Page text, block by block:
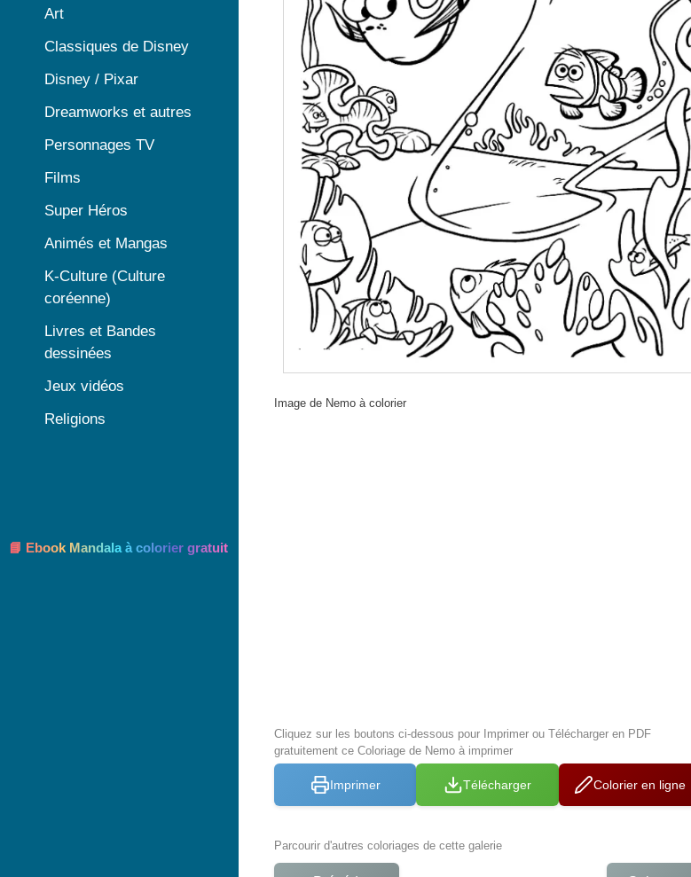
Image de Nemo à colorier
Cliquez sur les boutons ci-dessous pour Imprimer ou Télécharger en PDF
gratuitement ce Coloriage de Nemo à imprimer
Imprimer Télécharger Colorier en ligne
Parcourir d'autres coloriages de cette galerie
Art
Classiques de Disney
Disney / Pixar
Dreamworks et autres
Personnages TV
Films
Super Héros
Animés et Mangas
K-Culture (Culture
coréenne)
Livres et Bandes
dessinées
Jeux vidéos
Religions
📘 Ebook Mandala à colorier gratuit